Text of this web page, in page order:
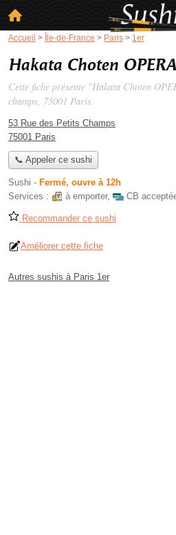
Accueil > Île-de-France > Paris > 1er
Hakata Choten OPERA
Cette fiche présente "Hakata Choten
champs, 75001 Paris.
53 Rue des Petits Champs
75001 Paris
📞 Appeler ce sushi
Sushi - Fermé, ouvre à 12h
Services :
à emporter, CB
Recommander ce sushi
Améliorer cette fiche
Autres sushis à Paris 1er